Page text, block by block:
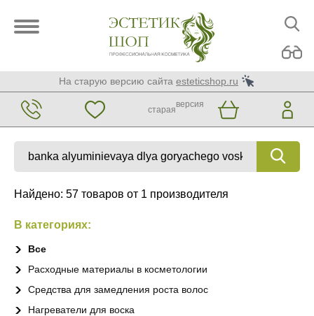
На старую версию сайта esteticshop.ru
старая
версия
Найдено: 57 товаров от 1 производителя
В категориях:
Все
Расходные материалы в косметологии
Средства для замедления роста волос
Нагреватели для воска